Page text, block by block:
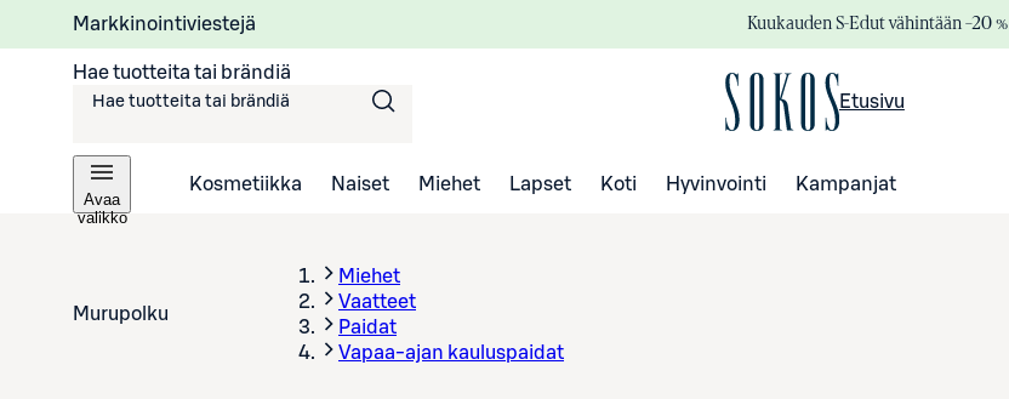
Markkinointiviestejä Kuukauden S-Edut vähintään –20 %
Hae tuotteita tai brändiä
Etusivu
Avaa
valikko
Kosmetiikka Naiset Miehet Lapset Koti Hyvinvointi Kampanjat
Murupolku
Miehet
Vaatteet
Paidat
Vapaa-ajan kauluspaidat